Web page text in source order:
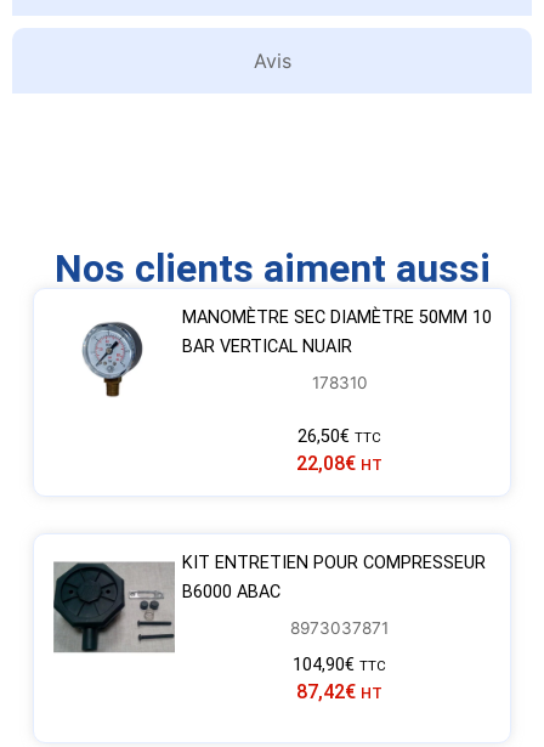
Avis
Nos clients aiment aussi
MANOMÈTRE SEC DIAMÈTRE 50MM 10
BAR VERTICAL NUAIR
178310
26,50€ TTC
22,08€ HT
KIT ENTRETIEN POUR COMPRESSEUR
B6000 ABAC
8973037871
104,90€ TTC
87,42€ HT